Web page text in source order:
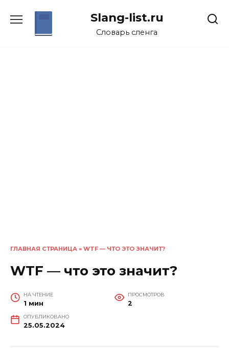
Slang-list.ru
Словарь сленга
ГЛАВНАЯ СТРАНИЦА » WTF — ЧТО ЭТО ЗНАЧИТ?
WTF — что это значит?
НА ЧТЕНИЕ
1 мин
ПРОСМОТРОВ
2
ОПУБЛИКОВАНО
25.05.2024